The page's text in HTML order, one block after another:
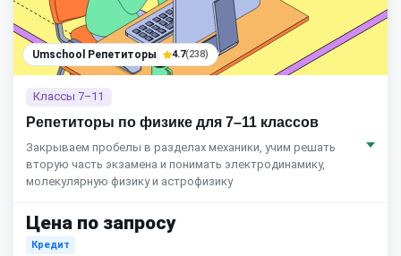
Umschool Репетиторы 4.7(238)
Классы 7–11
Репетиторы по физике для 7–11 классов
Закрываем пробелы в разделах механики, учим решать
вторую часть экзамена и понимать электродинамику,
молекулярную физику и астрофизику
Цена по запросу
Кредит